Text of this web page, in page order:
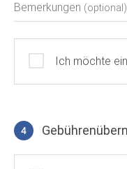
Bemerkungen (optional)
Ich möchte
4